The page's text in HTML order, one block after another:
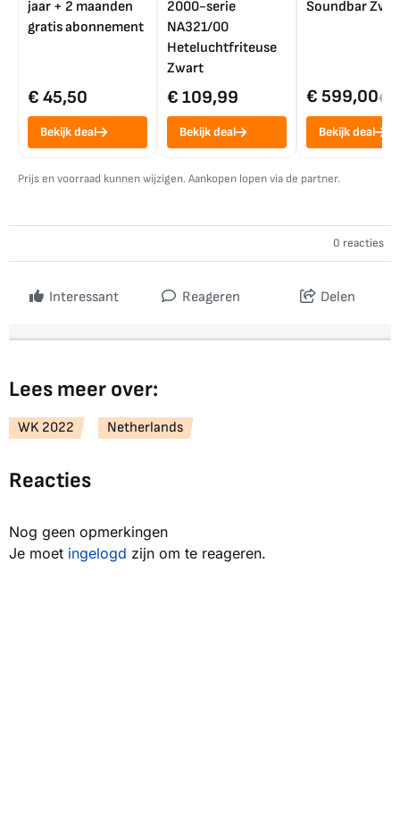
jaar + 2 maanden
gratis abonnement
€ 45,50
Bekijk deal
2000-serie
NA321/00
Heteluchtfriteuse
Zwart
€ 109,99
Bekijk deal
Soundbar
€ 599,00€
Bekijk deal
Prijs en voorraad kunnen wijzigen. Aankopen lopen via de partner.
0 reacties
Interessant Reageren Delen
Lees meer over:
WK 2022 Netherlands
Reacties
Nog geen opmerkingen
Je moet ingelogd zijn om te reageren.